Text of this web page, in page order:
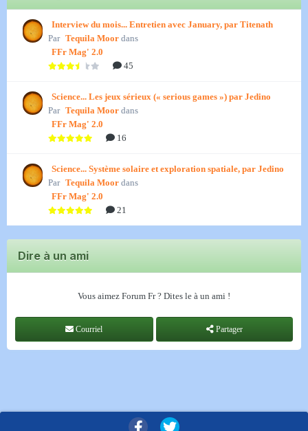
Interview du mois... Entretien avec January, par Titenath
Par Tequila Moor dans
FFr Mag' 2.0
45
Science... Les jeux sérieux (« serious games ») par Jedino
Par Tequila Moor dans
FFr Mag' 2.0
16
Science... Système solaire et exploration spatiale, par Jedino
Par Tequila Moor dans
FFr Mag' 2.0
21
Dire à un ami
Vous aimez Forum Fr ? Dites le à un ami !
Courriel Partager